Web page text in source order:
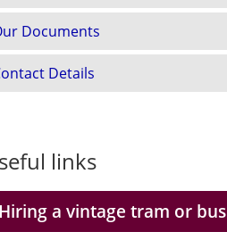
Documents
Details
links
Hiring a vintage tram or bus